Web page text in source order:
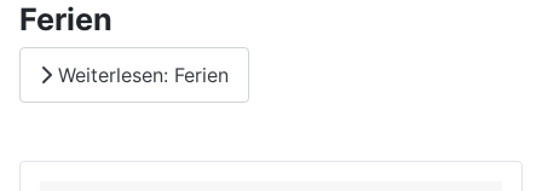
Ferien
Weiterlesen: Ferien